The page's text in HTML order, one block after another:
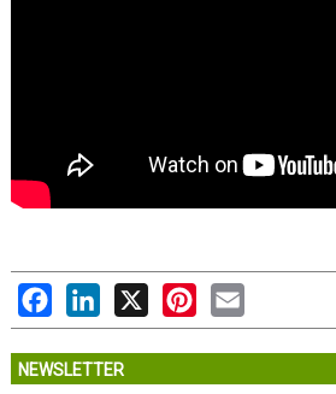
FacebookLinkedIn
X PinterestEmail
NEWSLETTER